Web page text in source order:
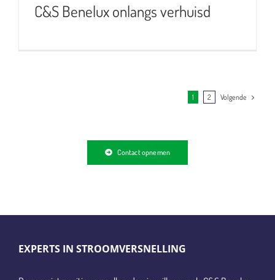
C&S Benelux onlangs verhuisd
1 2 Volgende
Contact opnemen
EXPERTS IN STROOMVERSNELLING